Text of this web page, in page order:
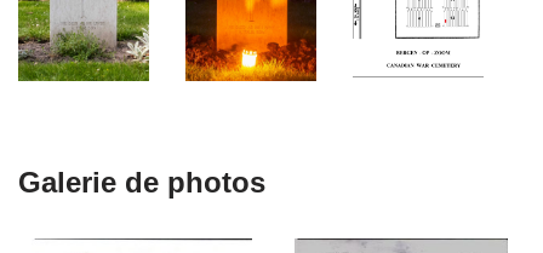
Galerie de photos